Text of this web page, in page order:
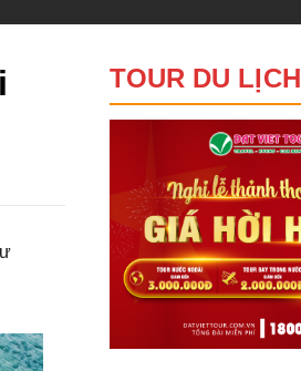
TOUR DU LỊCH